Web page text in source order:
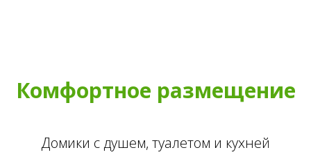
Комфортное размещение
Домики с душем, туалетом и кухней